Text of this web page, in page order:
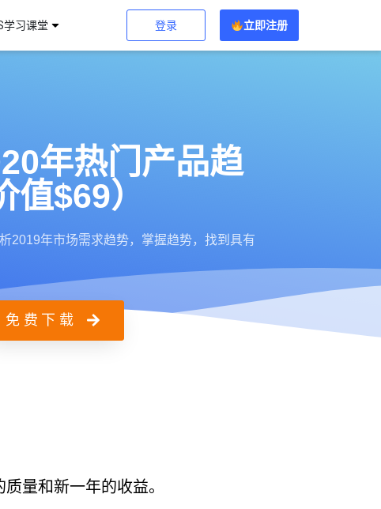
学习课堂 登录 立即注册
年热门产品趋
$69）
2019年市场需求趋势，掌握趋势，找到具有
免费下载
量和新一年的收益。